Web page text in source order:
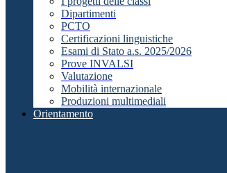
Dipartimenti
PCTO
Certificazioni linguistiche
Esami di Stato a.s. 2025/2026
Prove INVALSI
Valutazione
Mobilità internazionale
Produzioni multimediali
Orientamento